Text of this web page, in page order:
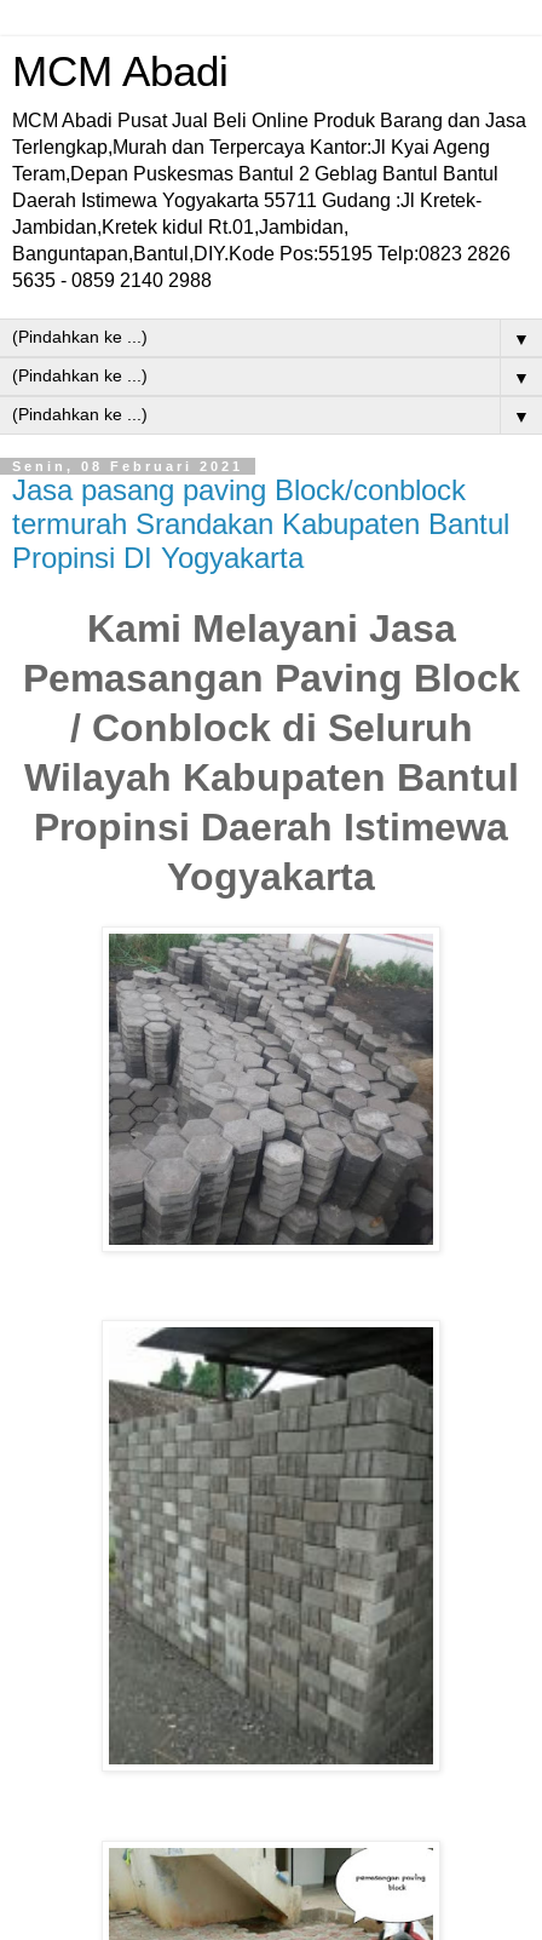
MCM Abadi
MCM Abadi Pusat Jual Beli Online Produk Barang dan Jasa
Terlengkap,Murah dan Terpercaya Kantor:Jl Kyai Ageng
Teram,Depan Puskesmas Bantul 2 Geblag Bantul Bantul
Daerah Istimewa Yogyakarta 55711 Gudang :Jl Kretek-
Jambidan,Kretek kidul Rt.01,Jambidan,
Banguntapan,Bantul,DIY.Kode Pos:55195 Telp:0823 2826
5635 - 0859 2140 2988
▼
▼
▼
Senin, 08 Februari 2021
Jasa pasang paving Block/conblock
termurah Srandakan Kabupaten Bantul
Propinsi DI Yogyakarta
Kami Melayani Jasa
Pemasangan Paving Block
/ Conblock di Seluruh
Wilayah Kabupaten Bantul
Propinsi Daerah Istimewa
Yogyakarta